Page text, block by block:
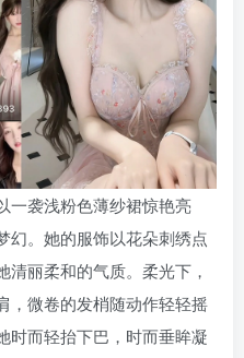
一袭浅粉色薄纱裙惊艳亮
幻。她的服饰以花朵刺绣点
丽柔和的气质。柔光下，
，微卷的发梢随动作轻轻摇
时而轻抬下巴，时而垂眸凝